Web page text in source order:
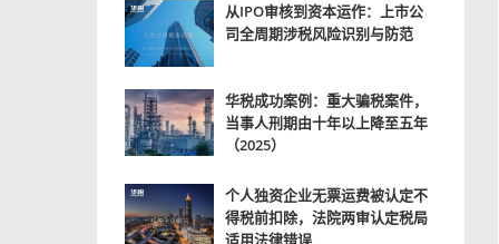
从IPO审核到资本运作：上市公
司全周期涉税风险识别与防范
华税成功案例：重大骗税案件，
当事人刑期由十年以上降至五年
（2025）
个人独资企业无票运费被认定不
得税前扣除，法院两审认定税局
适用法律错误